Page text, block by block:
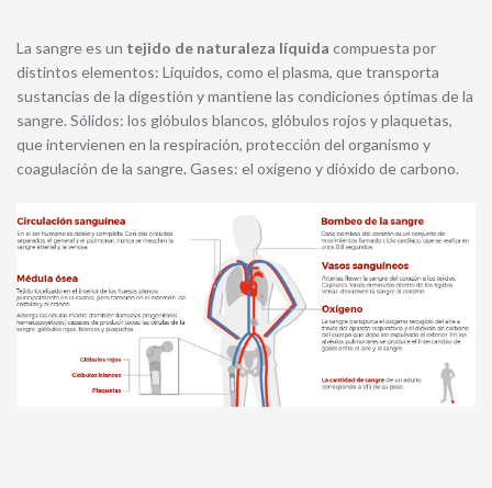
La sangre es un tejido de naturaleza líquida compuesta por
distintos elementos: Líquidos, como el plasma, que transporta
sustancias de la digestión y mantiene las condiciones óptimas de la
sangre. Sólidos: los glóbulos blancos, glóbulos rojos y plaquetas,
que intervienen en la respiración, protección del organismo y
coagulación de la sangre. Gases: el oxígeno y dióxido de carbono.